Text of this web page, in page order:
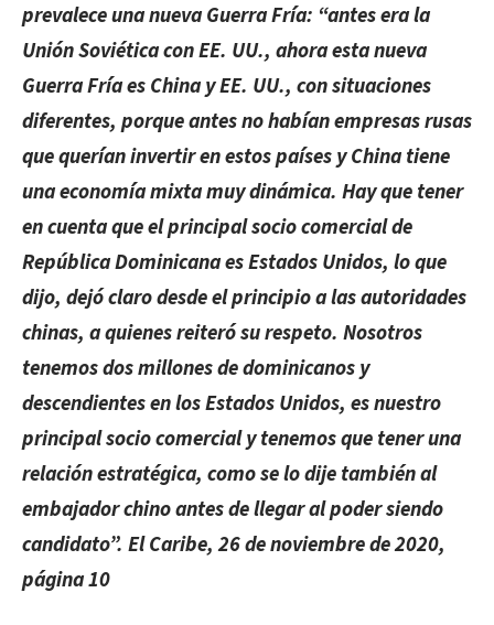
prevalece una nueva Guerra Fría: “antes era la
Unión Soviética con EE. UU., ahora esta nueva
Guerra Fría es China y EE. UU., consituaciones
diferentes, porque antes no habían empresas rusas
que querían invertir en estos países y China tiene
una economía mixta muy dinámica. Hay que tener
en cuenta que el principal socio comercial de
República Dominicana es Estados Unidos, lo que
dijo, dejó claro desde el principio a las autoridades
chinas, a quienes reiteró su respeto. Nosotros
tenemos dos millones de dominicanos y
descendientes en los Estados Unidos, es nuestro
principal socio comercial y tenemos que tener una
relación estratégica, como se lo dije también al
embajador chino antes de llegar al poder siendo
candidato”. El Caribe, 26 de noviembre de 2020,
página 10